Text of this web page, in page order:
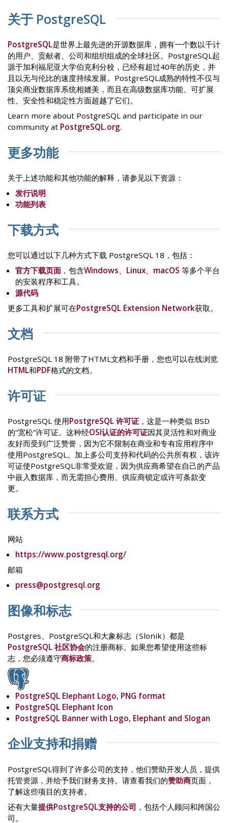
关于 PostgreSQL
PostgreSQL是世界上最先进的开源数据库，拥有一个数以千计
的用户、贡献者、公司和组织组成的全球社区。PostgreSQL起
源于加利福尼亚大学伯克利分校，已经有超过40年的历史，并
且以无与伦比的速度持续发展。PostgreSQL成熟的特性不仅与
顶尖商业数据库系统相媲美，而且在高级数据库功能、可扩展
性、安全性和稳定性方面超越了它们。
Learn more about PostgreSQL and participate in our
community at PostgreSQL.org.
更多功能
关于上述功能和其他功能的解释，请参见以下资源：
发行说明
功能列表
下载方式
您可以通过以下几种方式下载 PostgreSQL 18，包括：
官方下载页面 ，包含Windows、 Linux、 macOS 等多个平台
的安装程序和工具。
源代码
更多工具和扩展可在PostgreSQL Extension Network获取。
文档
PostgreSQL 18 附带了HTML文档和手册，您也可以在线浏览
HTML和PDF格式的文档。
许可证
PostgreSQL 使用PostgreSQL 许可证 ，这是一种类似 BSD
的“宽松”许可证。这种经OSI认证的许可证因其灵活性和对商业
友好而受到广泛赞誉，因为它不限制在商业和专有应用程序中
使用PostgreSQL。加上多公司支持和代码的公共所有权，该许
可证使PostgreSQL非常受欢迎，因为供应商希望在自己的产品
中嵌入数据库，而无需担心费用、供应商锁定或许可条款变
更。
联系方式
网站
https://www.postgresql.org/
邮箱
press@postgresql.org
图像和标志
Postgres、PostgreSQL和大象标志（Slonik）都是
PostgreSQL 社区协会的注册商标。如果您希望使用这些标
志，您必须遵守商标政策。
PostgreSQL Elephant Logo, PNG format
PostgreSQL Elephant Icon
PostgreSQL Banner with Logo, Elephant and Slogan
企业支持和捐赠
PostgreSQL得到了许多公司的支持，他们赞助开发人员，提供
托管资源，并给予我们财务支持。请查看我们的赞助商页面，
了解这些项目的支持者。
还有大量提供PostgreSQL支持的公司 ，包括个人顾问和跨国公
司。